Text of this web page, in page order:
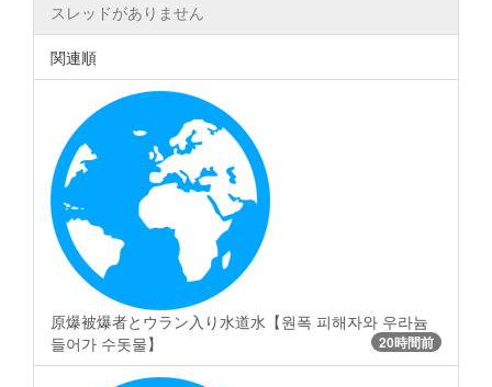
スレッドがありません
関連順
原爆被爆者とウラン入り水道水【원폭 피해자와 우라늄
들어가 수돗물】
20時間前